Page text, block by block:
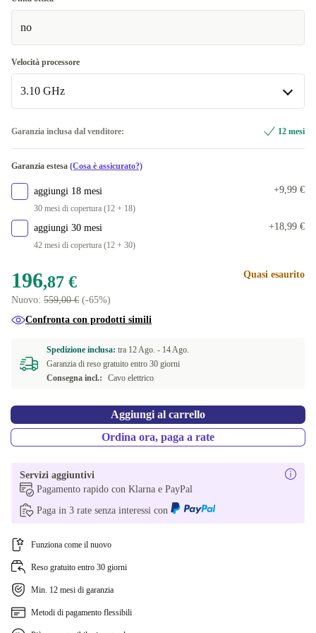
no
Velocità processore
3.10 GHz
Disponibile in altre combinazioni
2.00 GHz
2.20 GHz
Garanzia inclusa dal venditore: 12 mesi
Garanzia estesa (Cosa è assicurato?)
aggiungi 18 mesi
30 mesi di copertura (12 + 18)
+9,99 €
aggiungi 30 mesi
42 mesi di copertura (12 + 30)
+18,99 €
196,87 €
Nuovo: 559,00 € (-65%)
Quasi esaurito
Confronta con prodotti simili
Spedizione inclusa: tra 12 Ago. - 14 Ago.
Garanzia di reso gratuito entro 30 giorni
Consegna incl.:
Cavo elettrico
Aggiungi al carrello
Ordina ora, paga a rate
Servizi aggiuntivi
Pagamento rapido con Klarna e PayPal
Paga in 3 rate senza interessi con
Funziona come il nuovo
Reso gratuito entro 30 giorni
Min. 12 mesi di garanzia
Metodi di pagamento flessibili